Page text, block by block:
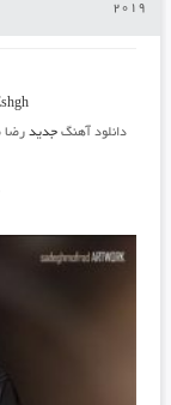
2019
دانلود آهنگ جدیدرضا